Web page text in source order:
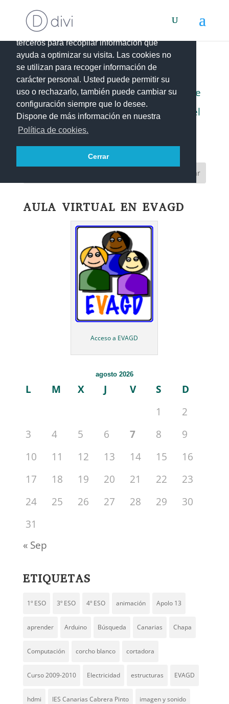
Este portal web utiliza cookies propias y de
terceros para recopilar información que
ayuda a optimizar su visita. Las cookies no
se utilizan para recoger información de
carácter personal. Usted puede permitir su
uso o rechazarlo, también puede cambiar su
configuración siempre que lo desee.
Dispone de más información en nuestra
Política de cookies.
Cerrar
VEHÍCULOS AUTOPROPULSADOS
Trabajo desarrollado por alumnado de
4º de ESO del IES La Laguna durante el
curso 2015-2016.
AULA VIRTUAL EN EVAGD
Acceso a EVAGD
agosto 2026
L M X J V S
D
1
2
3
4 5 6 7 8
9
10
11 12 13 14 15
16
17
18 19 20 21 22
23
24
25 26 27 28 29
30
31
« Sep
ETIQUETAS
1º ESO 3º ESO 4º ESO animación Apolo 13
aprender Arduino Búsqueda Canarias Chapa
Computación corcho blanco cortadora
Curso 2009-2010 Electricidad estructuras EVAGD
hdmi IES Canarias Cabrera Pinto imagen y sonido